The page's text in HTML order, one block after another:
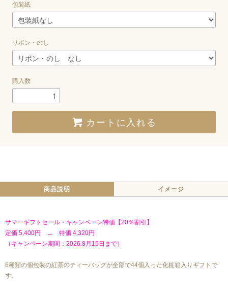
包装紙
リボン・のし
購入数
カートに入れる
商品説明 イメージ
サマーギフトセール・キャンペーン特価【20％割引】
定価 5,400円 → 特価 4,320円
（キャンペーン期間：2026.8月15日まで）
6種類の個包装の紅茶のティーバッグが全部で44個入った化粧箱入りギフトで
す。